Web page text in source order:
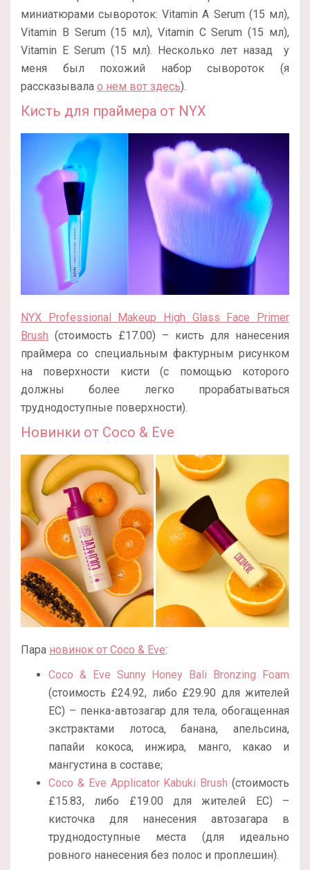
миниатюрами сывороток: Vitamin A Serum (15 мл),
Vitamin B Serum (15 мл), Vitamin C Serum (15 мл),
Vitamin E Serum (15 мл). Несколько лет назад у
меня был похожий набор сывороток (я
рассказывала о нем вот здесь).
Кисть для праймера от NYX
NYX Professional Makeup High Glass Face Primer
Brush (стоимость £17.00) – кисть для нанесения
праймера со специальным фактурным рисунком
на поверхности кисти (с помощью которого
должны более легко прорабатываться
труднодоступные поверхности).
Новинки от Coco & Eve
Пара новинок от Coco & Eve:
Coco & Eve Sunny Honey Bali Bronzing Foam
(стоимость £24.92, либо £29.90 для жителей
ЕС) – пенка-автозагар для тела, обогащенная
экстрактами лотоса, банана, апельсина,
папайи кокоса, инжира, манго, какао и
мангустина в составе;
Coco & Eve Applicator Kabuki Brush (стоимость
£15.83, либо £19.00 для жителей ЕС) –
кисточка для нанесения автозагара в
труднодоступные места (для идеально
ровного нанесения без полос и проплешин).